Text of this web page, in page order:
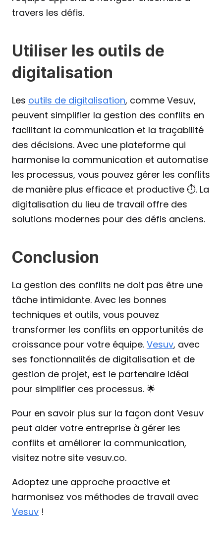
travers les défis.
Utiliser les outils de
digitalisation
Les outils de digitalisation, comme Vesuv,
peuvent simplifier la gestion des conflits en
facilitant la communication et la traçabilité
des décisions. Avec une plateforme qui
harmonise la communication et automatise
les processus, vous pouvez gérer les conflits
de manière plus efficace et productive ⏱️. La
digitalisation du lieu de travail offre des
solutions modernes pour des défis anciens.
Conclusion
La gestion des conflits ne doit pas être une
tâche intimidante. Avec les bonnes
techniques et outils, vous pouvez
transformer les conflits en opportunités de
croissance pour votre équipe. Vesuv, avec
ses fonctionnalités de digitalisation et de
gestion de projet, est le partenaire idéal
pour simplifier ces processus. 🌟
Pour en savoir plus sur la façon dont Vesuv
peut aider votre entreprise à gérer les
conflits et améliorer la communication,
visitez notre site vesuv.co.
Adoptez une approche proactive et
Vesuv !